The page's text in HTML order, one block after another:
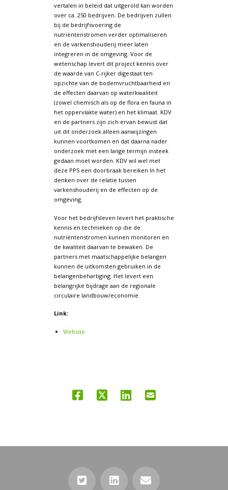
vertalen in beleid dat uitgerold kan worden
over ca. 250 bedrijven. De bedrijven zullen
bij de bedrijfsvoering de
nutriëntenstromen verder optimaliseren
en de varkenshouderij meer laten
integreren in de omgeving. Voor de
wetenschap levert dit project kennis over
de waarde van C-rijker digestaat ten
opzichte van de bodemvruchtbaarheid en
de effecten daarvan op waterkwaliteit
(zowel chemisch als op de flora en fauna in
het oppervlakte water) en het klimaat. KDV
en de partners zijn zich ervan bewust dat
uit dit onderzoek alleen aanwijzingen
kunnen voortkomen en dat daarna nader
onderzoek met een lange termijn insteek
gedaan moet worden. KDV wil wel met
deze PPS een doorbraak bereiken In het
denken over de relatie tussen
varkenshouderij en de effecten op de
omgeving.
Voor het bedrijfsleven levert het praktische
kennis en technieken op die de
nutriëntenstromen kunnen monitoren en
de kwaliteit daarvan te bewaken. De
partners met maatschappelijke belangen
kunnen de uitkomsten gebruiken in de
belangenbehartiging. Het levert een
belangrijke bijdrage aan de regionale
circulaire landbouw/economie.
Link:
Website